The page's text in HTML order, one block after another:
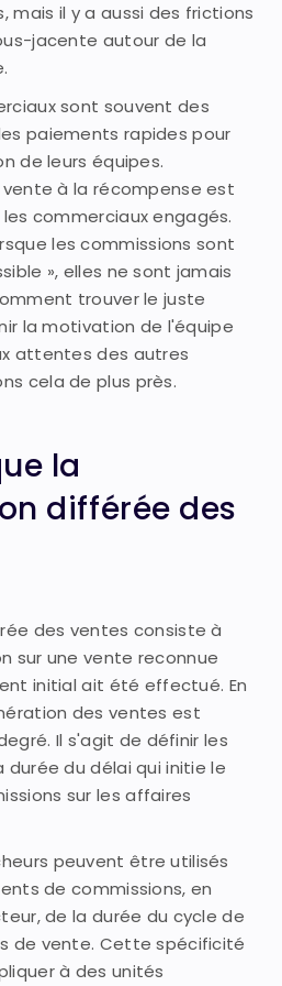
il y a aussi des frictions
jacente autour de la
sont souvent des
paiements rapides pour
de leurs équipes.
à la récompense est
commerciaux engagés.
les commissions sont
», elles ne sont jamais
trouver le juste
la motivation de l'équipe
attentes des autres
cela de plus près.
la
différée des
des ventes consiste à
sur une vente reconnue
initial ait été effectué. En
des ventes est
Il s'agit de définir les
du délai qui initie le
sur les affaires
peuvent être utilisés
de commissions, en
de la durée du cycle de
de vente. Cette spécificité
à des unités